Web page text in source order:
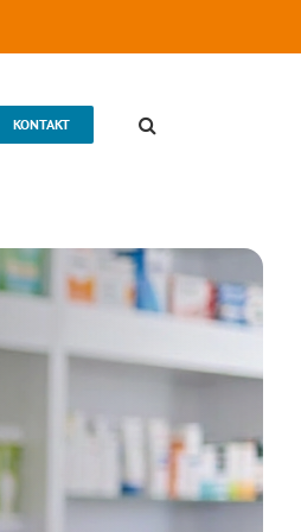
KONTAKT